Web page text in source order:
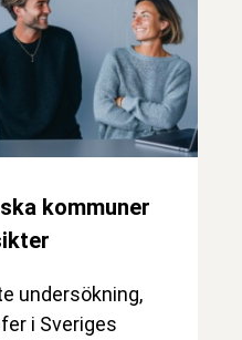
kommuner
undersökning,
i Sveriges